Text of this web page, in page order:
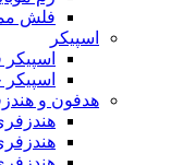
فلش
اسپیکر
هدفون و